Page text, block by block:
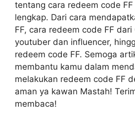
tentang cara redeem code
lengkap. Dari cara
FF, cara redeem code FF dari
youtuber dan influencer,
redeem code FF. Semoga
membantu kamu dalam
melakukan redeem code FF
aman ya kawan Mastah!
membaca!